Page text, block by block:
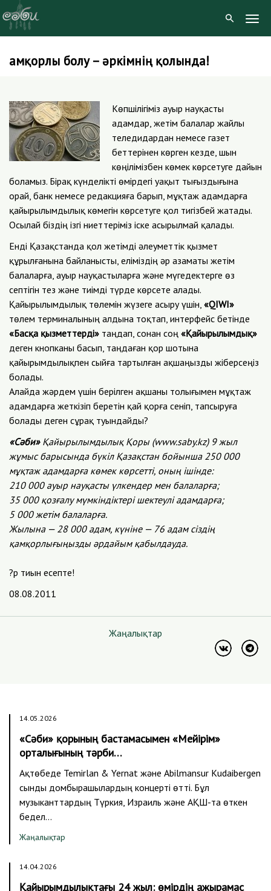
SkipҚамқорлы болу – әркімнің қолында!
Көпшілігіміз ауыр науқасты
адамдар, жетім балалар жайлы
теледидардан немесе газет
беттерінен көрген кезде, шын
көңілімізбен көмек көрсетуге дайын
боламыз. Бірақ күнделікті өмірдегі уақыт тығыздығына
орай, банк немесе редакцияға барып, мұқтаж адамдарға
қайырылымдылық көмегін көрсетуге қол тигізбей жатады.
Осылай біздің ізгі ниеттеріміз іске асырылмай қалады.
Енді Қазақстанда қол жетімді әлеуметтік қызмет
құрылғанына байланысты, еліміздің әр азаматы жетім
балаларға, ауыр науқастыларға және мүгедектерге өз
септігін тез және тиімді түрде көрсете алады.
Қайырылымдылық төлемін жүзеге асыру үшін, «QIWI»
төлем терминалының алдына тоқтап, интерфейс бетінде
«Басқа қызметтерді» таңдап, сонан соң «Қайырылымдық»
деген кнопканы басып, таңдаған қор шотына
қайырымдылықпен сыйға тартылған ақшаңызды жіберсеңіз
болады.
Алайда жәрдем үшін берілген ақшаны толығымен мұқтаж
адамдарға жеткізіп беретін қай қорға сеніп, тапсыруға
болады деген сұрақ туындайды?
«Сәби»Қайырылымдылық Қоры (www.saby.kz) 9 жыл
жұмыс барысында бүкіл Қазақстан бойынша 250 000
мұқтаж адамдарға көмек көрсетті, оның ішінде:
210 000 ауыр науқасты үлкендер мен балаларға;
35 000 қозғалу мүмкіндіктері шектеулі адамдарға;
5 000 жетім балаларға.
Жылына — 28 000 адам, күніне — 76 адам сіздің
қамқорлығыңызды әрдайым қабылдауда.
?р тиын есепте!
08.08.2011
Жаңалықтар
14.05.2026
«Сәби» қорының бастамасымен «Мейірім»
орталығының тәрби…
Ақтөбеде Temirlan & Yernat және Abilmansur Kudaibergen
сынды домбырашылардың концерті өтті. Бұл
музыканттардың Түркия, Израиль және АҚШ-та өткен
бедел…
Жаңалықтар
14.04.2026
Қайырымдылықтағы 24 жыл: өмірдің ажырамас